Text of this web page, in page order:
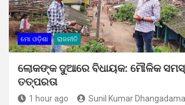
ମୋ ଓଡ଼ିଶା ରାଜନୀତି
ଲୋକଙ୍କ ଦୁଆରେ ବିଧାୟକ: ମୌଳିକ
ତତ୍ପରତା
1 hour ago Sunil Kumar